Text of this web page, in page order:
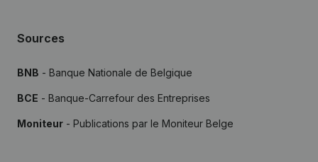
Sources
BNB - Banque Nationale de Belgique
BCE - Banque-Carrefour des Entreprises
Moniteur - Publications par le Moniteur Belge